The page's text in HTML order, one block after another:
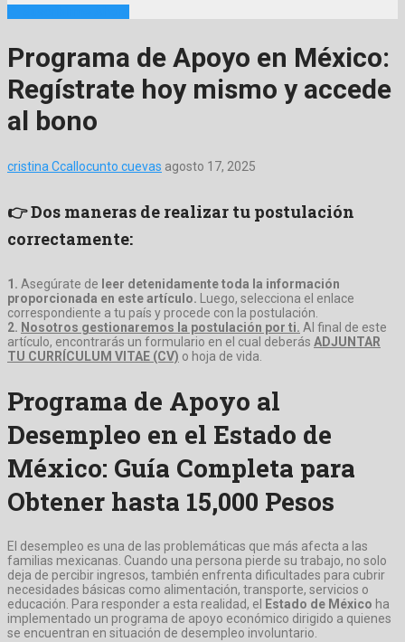
Programa de Apoyo en México:
Regístrate hoy mismo y accede
al bono
cristina Ccallocunto cuevas agosto 17, 2025
👉 Dos maneras de realizar tu postulación
correctamente:
1. Asegúrate de leer detenidamente toda la información
proporcionada en este artículo. Luego, selecciona el enlace
correspondiente a tu país y procede con la postulación.
2. Nosotros gestionaremos la postulación por ti. Al final de este
artículo, encontrarás un formulario en el cual deberás ADJUNTAR
TU CURRÍCULUM VITAE (CV) o hoja de vida.
Programa de Apoyo al
Desempleo en el Estado de
México: Guía Completa para
Obtener hasta 15,000 Pesos
El desempleo es una de las problemáticas que más afecta a las
familias mexicanas. Cuando una persona pierde su trabajo, no solo
deja de percibir ingresos, también enfrenta dificultades para cubrir
necesidades básicas como alimentación, transporte, servicios o
educación. Para responder a esta realidad, el
Estado de México ha
implementado un programa de apoyo económico dirigido a quienes
se encuentran en situación de desempleo involuntario.